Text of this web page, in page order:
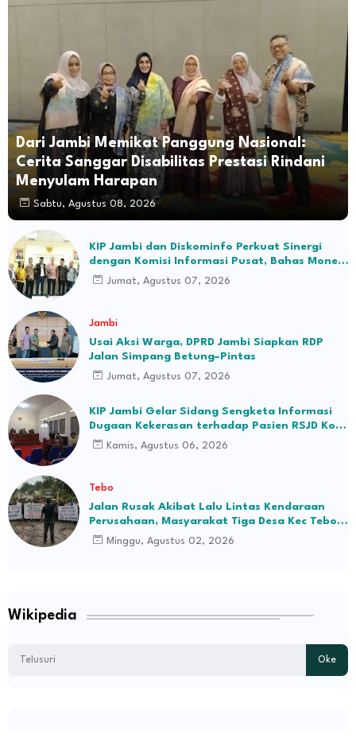
Dari Jambi Memikat Panggung Nasional:
Cerita Sanggar Disabilitas Prestasi Rindani
Menyulam Harapan
Sabtu, Agustus 08, 2026
KIP Jambi dan Diskominfo Perkuat Sinergi
dengan Komisi Informasi Pusat, Bahas Monev
hingga Seleksi Komisioner
Jumat, Agustus 07, 2026
Jambi
Usai Aksi Warga, DPRD Jambi Siapkan RDP
Jalan Simpang Betung–Pintas
Jumat, Agustus 07, 2026
KIP Jambi Gelar Sidang Sengketa Informasi
Dugaan Kekerasan terhadap Pasien RSJD Kol.
H.M.Syukur Jambi
Kamis, Agustus 06, 2026
Tebo
Jalan Rusak Akibat Lalu Lintas Kendaraan
Perusahaan, Masyarakat Tiga Desa Kec Tebo
Ilir Bakal Blokade Jalan
Minggu, Agustus 02, 2026
Wikipedia